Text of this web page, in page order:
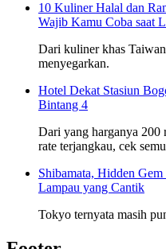
10 Kuliner Halal dan
Wajib Kamu Coba saat
Dari kuliner khas
menyegarkan.
Hotel Dekat Stasiun
Bintang 4
Dari yang harganya 200
rate terjangkau, cek
Shibamata, Hidden
Lampau yang Cantik
Tokyo ternyata masih